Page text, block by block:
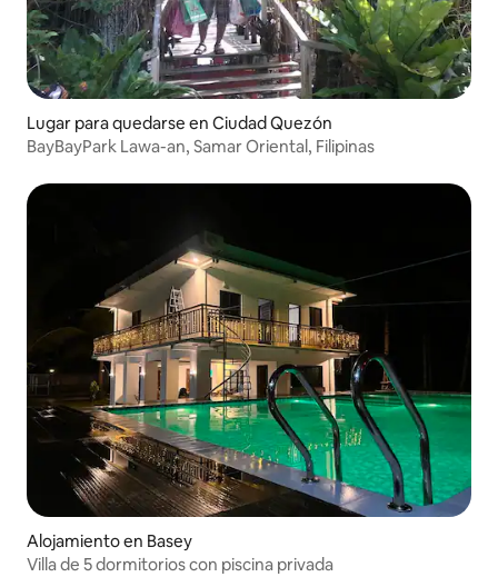
Lugar para quedarse en Ciudad Quezón
BayBayPark Lawa-an, Samar Oriental, Filipinas
Alojamiento en Basey
Villa de 5 dormitorios con piscina privada